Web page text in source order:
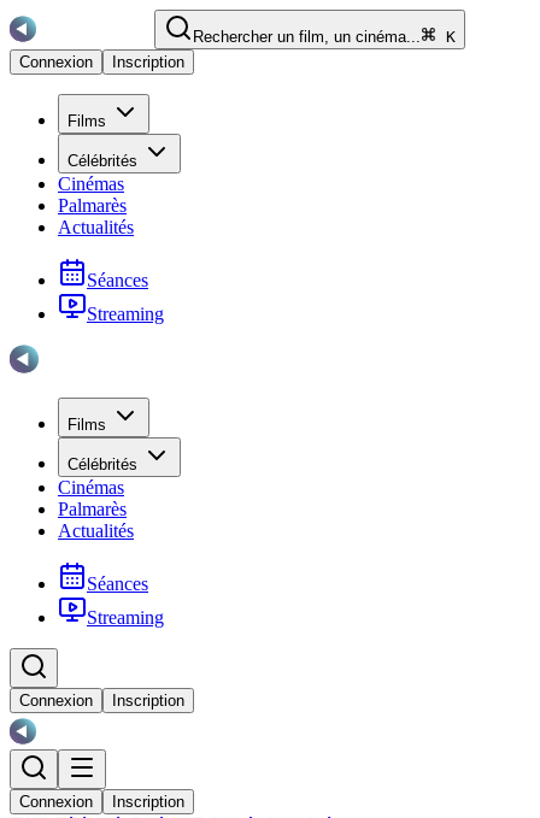
Rechercher un film, un cinéma...
K
Connexion
Inscription
Films
Célébrités
Cinémas
Palmarès
Actualités
Séances
Streaming
Films
Célébrités
Cinémas
Palmarès
Actualités
Séances
Streaming
Connexion Inscription
Connexion Inscription